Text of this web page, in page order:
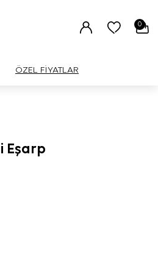
0
ÖZEL FİYATLAR
Eşarp